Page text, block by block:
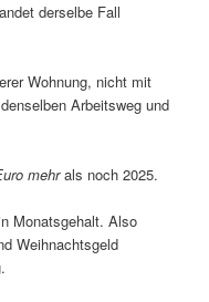
derselbe Fall
Wohnung, nicht mit
Arbeitsweg und
mehrals noch 2025.
Monatsgehalt. Also
Weihnachtsgeld